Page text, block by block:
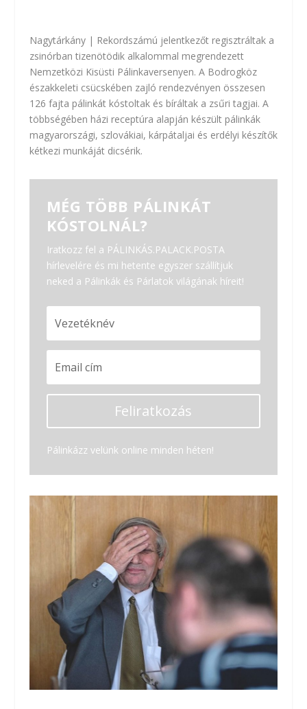
Nagytárkány | Rekordszámú jelentkezőt regisztráltak a
zsinórban tizenötödik alkalommal megrendezett
Nemzetközi Kisüsti Pálinkaversenyen. A Bodrogköz
északkeleti csücskében zajló rendezvényen összesen
126 fajta pálinkát kóstoltak és bíráltak a zsűri tagjai. A
többségében házi receptúra alapján készült pálinkák
magyarországi, szlovákiai, kárpátaljai és erdélyi készítők
kétkezi munkáját dicsérik.
MÉG TÖBB PÁLINKÁT
KÓSTOLNÁL?
Iratkozz fel a PÁLINKÁS.PALACK.POSTA
hírlevelére és mi hetente egyszer szállítjuk
neked a Pálinkák és Párlatok világának híreit!
Feliratkozás
Pálinkázz velünk online minden héten!